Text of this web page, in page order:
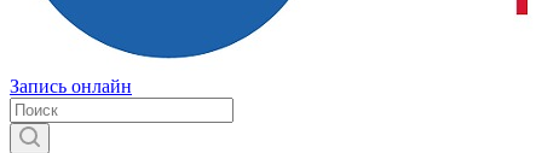
Запись онлайн